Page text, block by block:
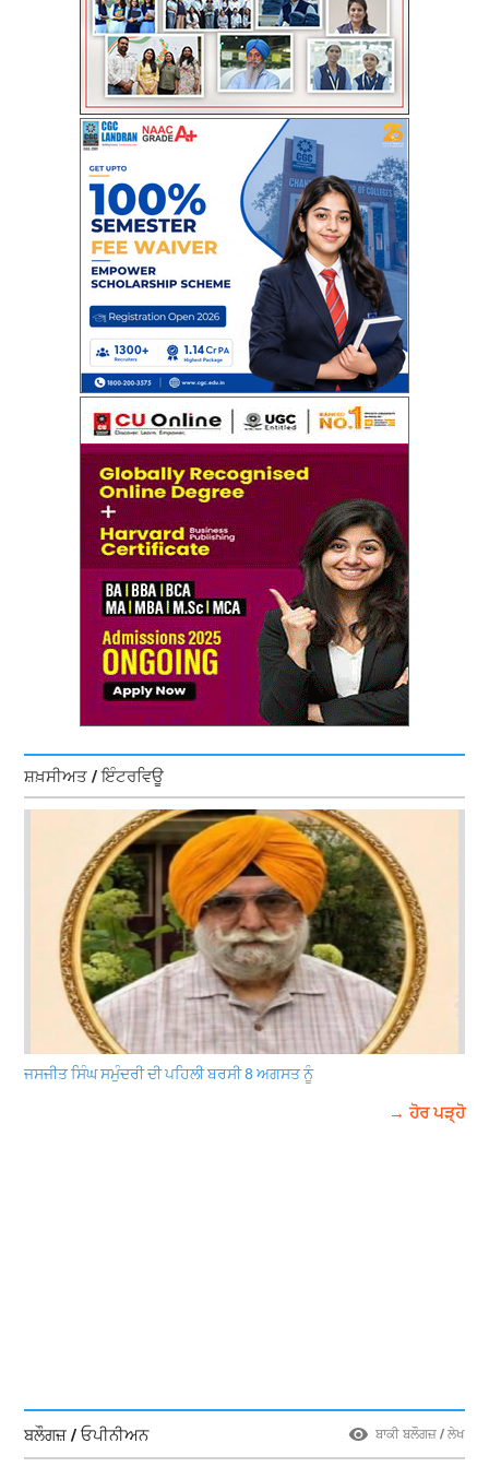
ਸ਼ਖ਼ਸੀਅਤ / ਇੰਟਰਵਿਊ
ਜਸਜੀਤ ਸਿੰਘ ਸਮੁੰਦਰੀ ਦੀ ਪਹਿਲੀ ਬਰਸੀ 8 ਅਗਸਤ ਨੂੰ
→ ਹੋਰ ਪੜ੍ਹੋ
ਬਲੌਗਜ਼ / ਓਪੀਨੀਅਨ ਬਾਕੀ ਬਲੌਗਜ਼ / ਲੇਖ